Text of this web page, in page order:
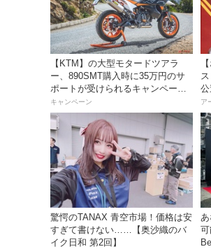
【KTM】の大型モタードツアラ
ー、890SMT購入時に35万円のサ
ポートが受けられるキャンペーン
を実施中！
キャンペーン ア
驚愕のTANAX 青空市場！価格は安
すぎて書けない……【奥沙織のバ
イク日和 第2回】